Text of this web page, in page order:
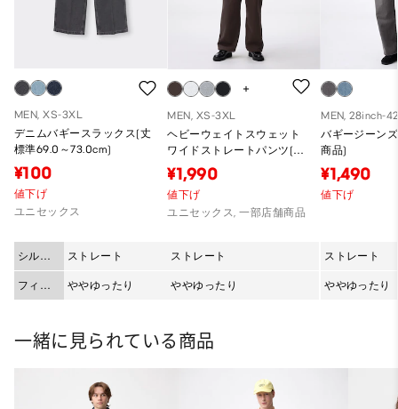
MEN, XS-3XL
デニムバギースラックス(丈
標準69.0～73.0cm)
¥100
値下げ
ユニセックス
シルエ
ット
ストレート
フィッ
ト
ややゆったり
MEN, XS-3XL
ヘビーウェイトスウェット
ワイドストレートパンツ(丈
標準69.0～73.0cm)
¥1,990
値下げ
ユニセックス, 一部店舗商品
ストレート
ややゆったり
MEN, 28inch-
バギージーン
商品)
¥1,490
値下げ
ストレート
ややゆったり
一緒に見られている商品